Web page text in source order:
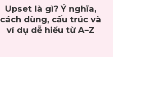
Upset là gì? Ý nghĩa,
cách dùng, cấu trúc và
ví dụ dễ hiểu từ A–Z